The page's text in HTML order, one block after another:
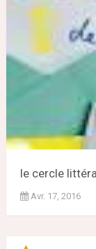
le cercle
Avr. 17, 2016